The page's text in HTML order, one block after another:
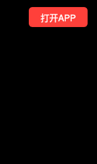
打开APP